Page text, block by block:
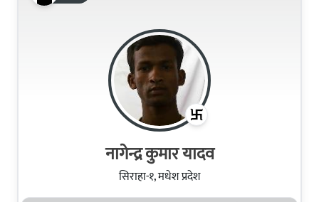
नागेन्द्र कुमार यादव
सिराहा-१, मधेश प्रदेश